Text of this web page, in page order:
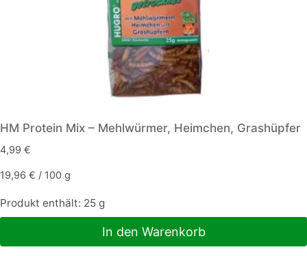
HM Protein Mix – Mehlwürmer, Heimchen, Grashüpfer
4,99 €
19,96 € / 100 g
Produkt enthält: 25 g
In den Warenkorb